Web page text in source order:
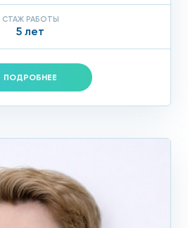
СТАЖ РАБОТЫ
5 лет
ПОДРОБНЕЕ